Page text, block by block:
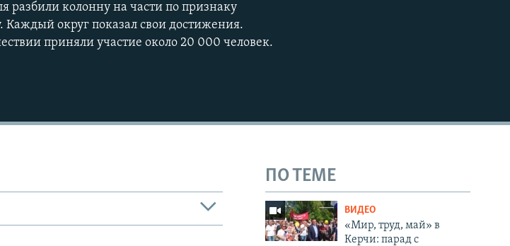
разбили колонну на части по признаку
округ показал свои достижения.
приняли участие около 20 000 человек.
ПО ТЕМЕ
ВИДЕО
«Мир, труд, май» в
Керчи: парад с